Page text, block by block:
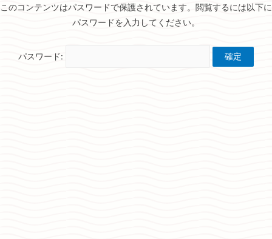
このコンテンツはパスワードで保護されています。閲覧するには以下に
パスワードを入力してください。
パスワード: